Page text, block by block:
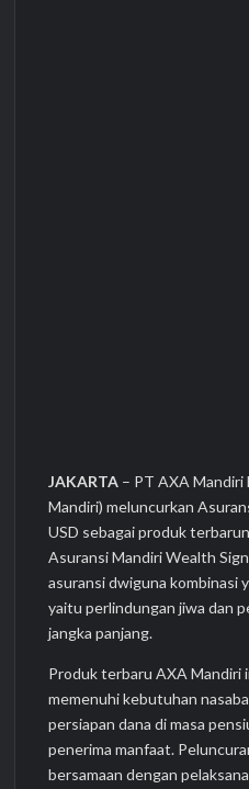
JAKARTA – PT AXA Mandiri
Mandiri) meluncurkan
USD sebagai produk
Asuransi Mandiri Wealth
asuransi dwiguna kombinasi
yaitu perlindungan jiwa dan
jangka panjang.
Produk terbaru AXA Mandiri
memenuhi kebutuhan
persiapan dana di masa
penerima manfaat.
bersamaan dengan